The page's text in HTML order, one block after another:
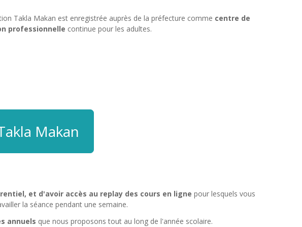
Takla Makan est enregistrée auprès de la préfecture comme centre de
professionnelle continue pour les adultes.
Makan
et d'avoir accès au replay des cours en ligne pour lesquels vous
la séance pendant une semaine.
annuels que nous proposons tout au long de l'année scolaire.